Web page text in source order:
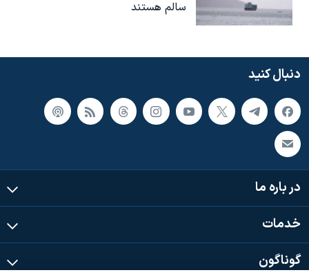
سالم هستند
دنبال کنید
در باره ما
خدمات
گوناگون